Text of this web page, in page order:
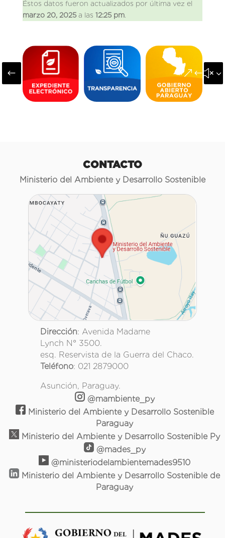
Éstos datos fueron actualizados por última vez el
marzo 20, 2025a las 12:25 pm.
#
CONTACTO
Ministerio del Ambiente y Desarrollo Sostenible
Dirección: Avenida Madame
Lynch N° 3500.
esq. Reservista de la Guerra del Chaco.
Teléfono: 021 2879000
Asunción, Paraguay.
@mambiente_py
Ministerio del Ambiente y Desarrollo Sostenible
Paraguay
Ministerio del Ambiente y Desarrollo Sostenible Py
@mades_py
@ministeriodelambientemades9510
Ministerio del Ambiente y Desarrollo Sostenible de
Paraguay